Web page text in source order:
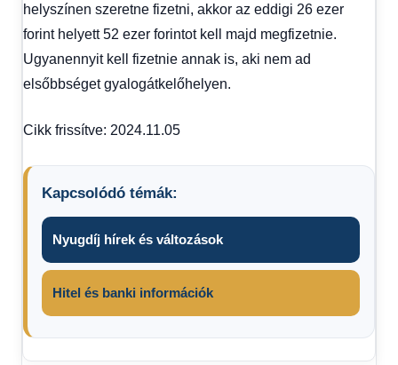
helyszínen szeretne fizetni, akkor az eddigi 26 ezer
forint helyett 52 ezer forintot kell majd megfizetnie.
Ugyanennyit kell fizetnie annak is, aki nem ad
elsőbbséget gyalogátkelőhelyen.
Cikk frissítve: 2024.11.05
Kapcsolódó témák:
Nyugdíj hírek és változások
Hitel és banki információk